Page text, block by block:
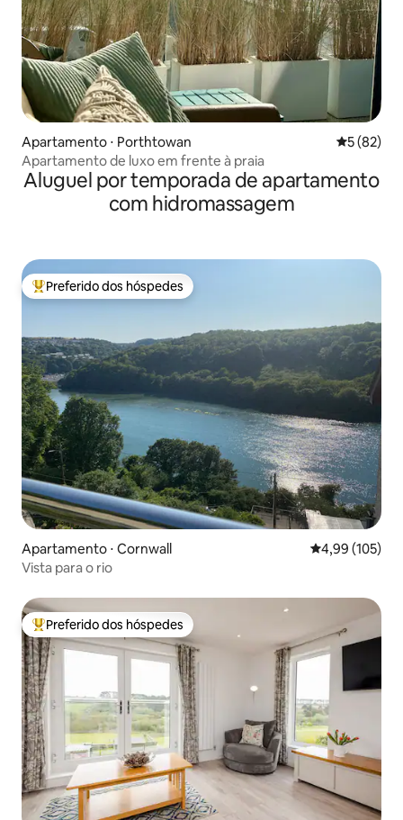
Apartamento ⋅ Porthtowan 5 de uma
5 (82)
Apartamento de luxo em frente à praia
Aluguel por temporada de apartamento
com hidromassagem
Entre os melhores preferidos dos hóspedes
Preferido dos hóspedes
Apartamento ⋅ Cornwall 4,99 de uma
4,99 (105)
Vista para o rio
Entre os melhores preferidos dos hóspedes
Preferido dos hóspedes